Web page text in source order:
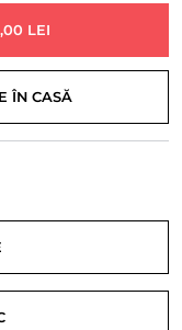
LEI
ÎN CASĂ